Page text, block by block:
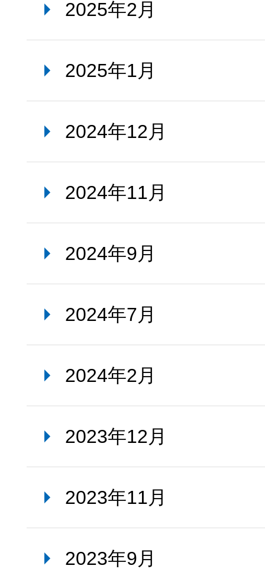
2025年2月
2025年1月
2024年12月
2024年11月
2024年9月
2024年7月
2024年2月
2023年12月
2023年11月
2023年9月